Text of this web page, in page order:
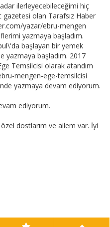
ilerleyecebileceğimi hiç
olan Tarafsız Haber
yazar/ebru-mengen
yazmaya başladım.
başlayan bir yemek
yazmaya başladım. 2017
Temsilcisi olarak atandım
mengen-ege-temsilcisi
yazmaya devam ediyorum.
ediyorum.
dostlarım ve ailem var. İyi